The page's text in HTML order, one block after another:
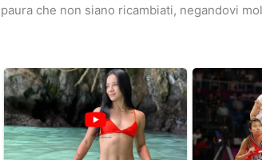
paura che non siano ricambiati, negandovi